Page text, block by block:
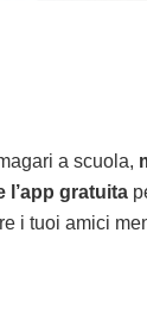
a scuola,
l’app gratuita
i tuoi amici